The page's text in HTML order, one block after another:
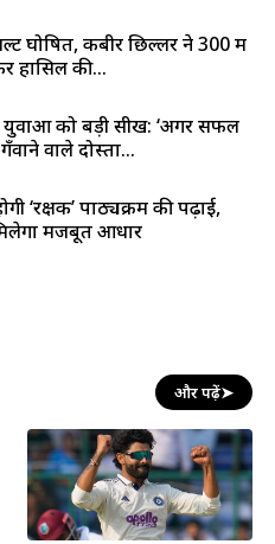
घोषित, कबीर छिल्लर ने 300 में
हासिल की...
युवाओं को बड़ी सीख: ‘अगर सफल
वाले दोस्तों...
‘रक्षक’ पाठ्यक्रम की पढ़ाई,
मजबूत आधार
और पढ़ें➤